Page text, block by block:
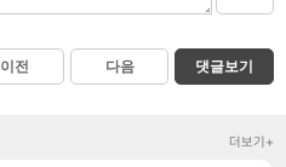
이전 다음 댓글보기
더보기+